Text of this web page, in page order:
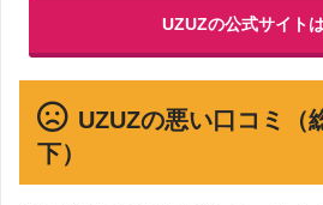
UZUZの公式サイト
UZUZの悪い口コミ（
下）